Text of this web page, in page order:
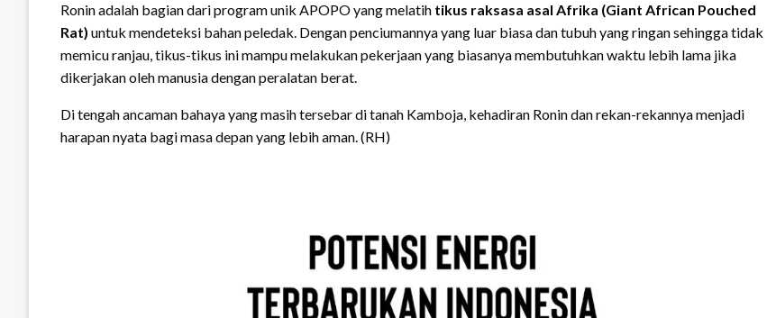
Ronin adalah bagian dari program unik APOPO yang melatih tikus raksasa asal Afrika (Giant African Pouched
Rat) untuk mendeteksi bahan peledak. Dengan penciumannya yang luar biasa dan tubuh yang ringan sehingga tidak
memicu ranjau, tikus-tikus ini mampu melakukan pekerjaan yang biasanya membutuhkan waktu lebih lama jika
dikerjakan oleh manusia dengan peralatan berat.
Di tengah ancaman bahaya yang masih tersebar di tanah Kamboja, kehadiran Ronin dan rekan-rekannya menjadi
harapan nyata bagi masa depan yang lebih aman. (RH)